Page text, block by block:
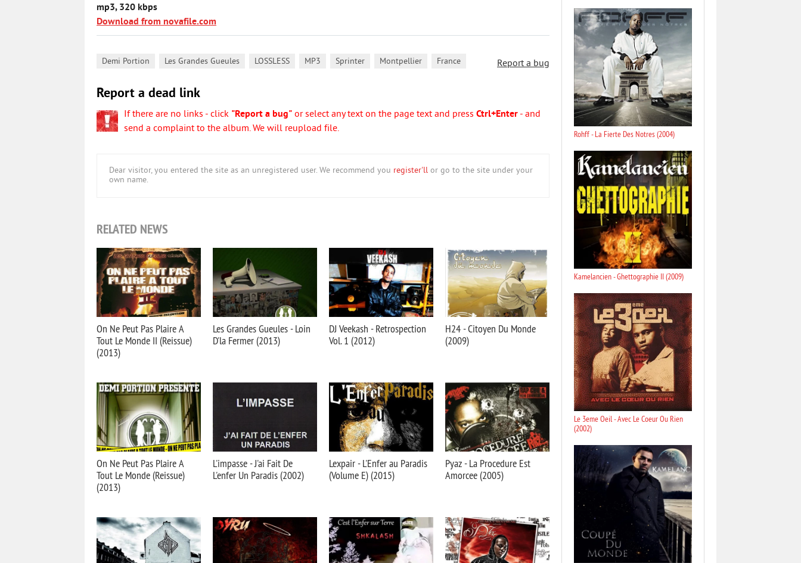
mp3, 320 kbps
Download from novafile.com
Report a bug
Demi Portion Les Grandes Gueules LOSSLESS MP3 Sprinter Montpellier France
Report a dead link
If there are no links - click "Report a bug" or select any text on the page text and press Ctrl+Enter - and
send a complaint to the album. We will reupload file.
Dear visitor, you entered the site as an unregistered user. We recommend you register'll or go to the site under your
own name.
RELATED NEWS
On Ne Peut Pas Plaire A
Tout Le Monde II (Reissue)
(2013)
Les Grandes Gueules - Loin
D'la Fermer (2013)
DJ Veekash - Retrospection
Vol. 1 (2012)
H24 - Citoyen Du Monde
(2009)
On Ne Peut Pas Plaire A
Tout Le Monde (Reissue)
(2013)
L'impasse - J'ai Fait De
L'enfer Un Paradis (2002)
Lexpair - L'Enfer au Paradis
(Volume E) (2015)
Pyaz - La Procedure Est
Amorcee (2005)
Rohff - La Fierte Des Notres (2004)
Kamelancien - Ghettographie II (2009)
Le 3eme Oeil - Avec Le Coeur Ou Rien
(2002)